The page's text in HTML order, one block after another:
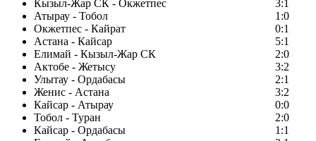
Кызыл-Жар СК - Окжетпес
3:1
Атырау - Тобол
1:0
Окжетпес - Кайрат
0:1
Астана - Кайсар
5:1
Елимай - Кызыл-Жар СК
2:0
Актобе - Жетысу
3:2
Улытау - Ордабасы
2:1
Женис - Астана
3:2
Кайсар - Атырау
0:0
Тобол - Туран
2:0
Кайсар - Ордабасы
1:1